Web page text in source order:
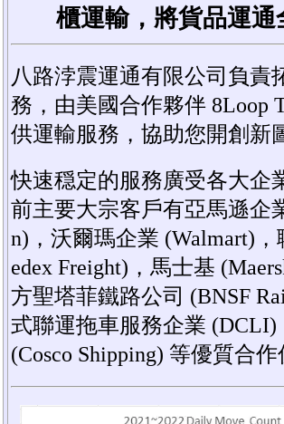
櫃運輸，將貨品運通
八路浡震運通有限公司負責
務，由美國合作夥伴 8Loop
供運輸服務，協助您開創新
快速穏定的服務廣受各大企
前主要大宗客戶有亞馬遜企
n)，沃爾瑪企業 (Walmart)，
edex Freight)，馬士基
方聖塔菲鐵路公司 (BNSF
式聯運拖車服務企業 (DCLI)
(Cosco Shipping) 等優質合作